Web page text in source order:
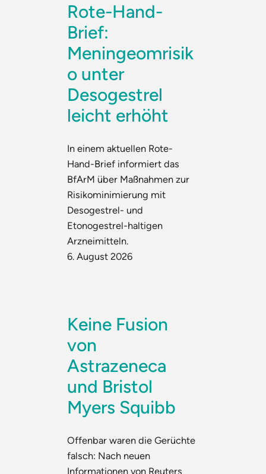
Rote-Hand-
Brief:
Meningeomrisik
o unter
Desogestrel
leicht erhöht
In einem aktuellen Rote-
Hand-Brief informiert das
BfArM über Maßnahmen zur
Risikominimierung mit
Desogestrel- und
Etonogestrel-haltigen
Arzneimitteln.
6. August 2026
Keine Fusion
von
Astrazeneca
und Bristol
Myers Squibb
Offenbar waren die Gerüchte
falsch: Nach neuen
Informationen von Reuters